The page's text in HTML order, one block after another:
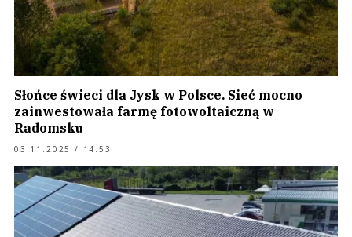
Słońce świeci dla Jysk w Polsce. Sieć mocno
zainwestowała farmę fotowoltaiczną w
Radomsku
03.11.2025 / 14:53